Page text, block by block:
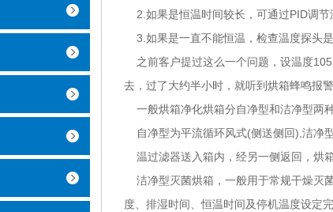
2.如果是恒温时间较长，可通过PID调节
3.如果是一直不能恒温，检查温度探头是
之前客户提过这么一个问题，设温度
去，过了大约半小时，就听到烘箱蜂鸣报
一般烘箱净化烘箱分自净型和洁净型两
自净型为平流循环风式(侧送侧回),洁净
温过滤器送入箱内，经另一侧返回，烘
洁净型灭菌烘箱，一般用于常规干燥灭
度、排湿时间、恒温时间及停机温度设定